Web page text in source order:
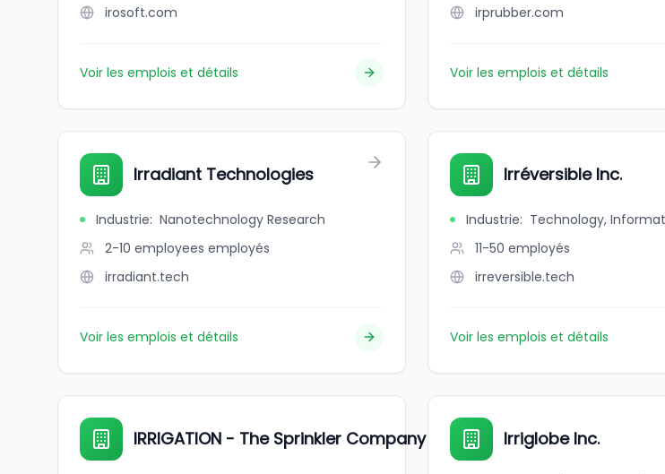
irosoft.com
Voir les emplois et détails
irprubber.com
Voir les emplois et détails
Irradiant Technologies
Industrie: Nanotechnology Research
2-10 employees employés
irradiant.tech
Voir les emplois et détails
Irréversible Inc.
Industrie: Technology,
11-50 employés
irreversible.tech
Voir les emplois et détails
IRRIGATION - The Sprinkler Company Inc. Irriglobe Inc.